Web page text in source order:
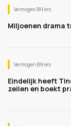
Vermogen BN’ers
Miljoenen drama
Vermogen BN’ers
Eindelijk heeft
zeilen en boekt